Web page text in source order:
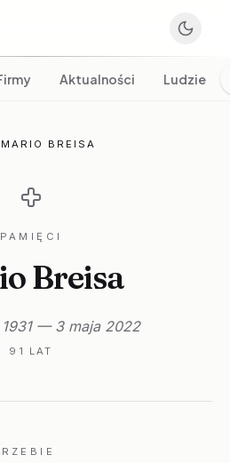
Aktualności Ludzie
MARIO BREISA
PAMIĘCI
Breisa
1931 — 3 maja 2022
91 LAT